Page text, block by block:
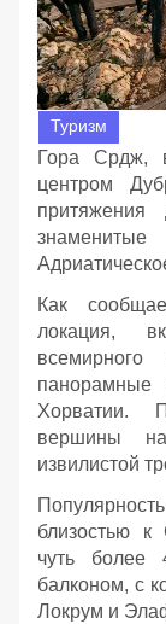
Туризм
Гора Срдж,
центром
притяжения
Как
локация,
панорамные
Хорватии.
вершины
извилистой
близостью к
чуть более
балконом, с
Локрум и